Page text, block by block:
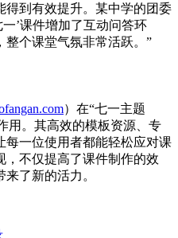
得到有效提升。某中学的团委
’课件增加了互动问答环
个课堂气氛非常活跃。”
）在“七一主题
用。其高效的模板资源、专
每一位使用者都能轻松应对课
，不仅提高了课件制作的效
了新的活力。